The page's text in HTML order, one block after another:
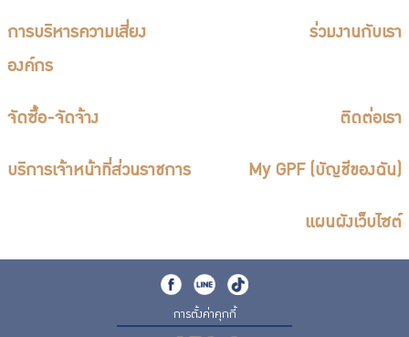
การบริหารความเสี่ยง
องค์กร
ร่วมงานกับเรา
จัดซื้อ-จัดจ้าง ติดต่อเรา
บริการเจ้าหน้าที่ส่วนราชการ My GPF (บัญชีของฉัน)
แผนผังเว็บไซต์
การตั้งค่าคุกกี้